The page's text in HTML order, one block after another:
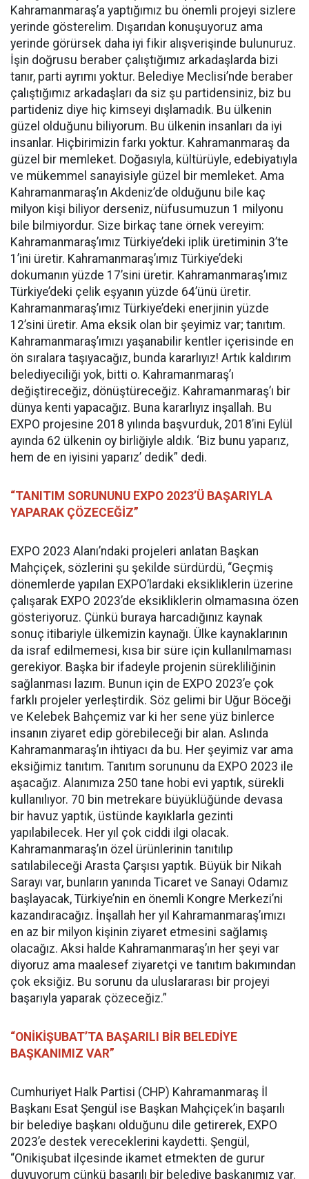
Kahramanmaraş’a yaptığımız bu önemli projeyi sizlere
yerinde gösterelim. Dışarıdan konuşuyoruz ama
yerinde görürsek daha iyi fikir alışverişinde bulunuruz.
İşin doğrusu beraber çalıştığımız arkadaşlarda bizi
tanır, parti ayrımı yoktur. Belediye Meclisi’nde beraber
çalıştığımız arkadaşları da siz şu partidensiniz, biz bu
partideniz diye hiç kimseyi dışlamadık. Bu ülkenin
güzel olduğunu biliyorum. Bu ülkenin insanları da iyi
insanlar. Hiçbirimizin farkı yoktur. Kahramanmaraş da
güzel bir memleket. Doğasıyla, kültürüyle, edebiyatıyla
ve mükemmel sanayisiyle güzel bir memleket. Ama
Kahramanmaraş’ın Akdeniz’de olduğunu bile kaç
milyon kişi biliyor derseniz, nüfusumuzun 1 milyonu
bile bilmiyordur. Size birkaç tane örnek vereyim:
Kahramanmaraş’ımız Türkiye’deki iplik üretiminin 3’te
1’ini üretir. Kahramanmaraş’ımız Türkiye’deki
dokumanın yüzde 17’sini üretir. Kahramanmaraş’ımız
Türkiye’deki çelik eşyanın yüzde 64’ünü üretir.
Kahramanmaraş’ımız Türkiye’deki enerjinin yüzde
12’sini üretir. Ama eksik olan bir şeyimiz var; tanıtım.
Kahramanmaraş’ımızı yaşanabilir kentler içerisinde en
ön sıralara taşıyacağız, bunda kararlıyız! Artık kaldırım
belediyeciliği yok, bitti o. Kahramanmaraş’ı
değiştireceğiz, dönüştüreceğiz. Kahramanmaraş’ı bir
dünya kenti yapacağız. Buna kararlıyız inşallah. Bu
EXPO projesine 2018 yılında başvurduk, 2018’ini Eylül
ayında 62 ülkenin oy birliğiyle aldık. ‘Biz bunu yaparız,
hem de en iyisini yaparız’ dedik” dedi.
“TANITIM SORUNUNU EXPO 2023’Ü BAŞARIYLA
YAPARAK ÇÖZECEĞİZ”
EXPO 2023 Alanı’ndaki projeleri anlatan Başkan
Mahçiçek, sözlerini şu şekilde sürdürdü, “Geçmiş
dönemlerde yapılan EXPO’lardaki eksikliklerin üzerine
çalışarak EXPO 2023’de eksikliklerin olmamasına özen
gösteriyoruz. Çünkü buraya harcadığınız kaynak
sonuç itibariyle ülkemizin kaynağı. Ülke kaynaklarının
da israf edilmemesi, kısa bir süre için kullanılmaması
gerekiyor. Başka bir ifadeyle projenin sürekliliğinin
sağlanması lazım. Bunun için de EXPO 2023’e çok
farklı projeler yerleştirdik. Söz gelimi bir Uğur Böceği
ve Kelebek Bahçemiz var ki her sene yüz binlerce
insanın ziyaret edip görebileceği bir alan. Aslında
Kahramanmaraş’ın ihtiyacı da bu. Her şeyimiz var ama
eksiğimiz tanıtım. Tanıtım sorununu da EXPO 2023 ile
aşacağız. Alanımıza 250 tane hobi evi yaptık, sürekli
kullanılıyor. 70 bin metrekare büyüklüğünde devasa
bir havuz yaptık, üstünde kayıklarla gezinti
yapılabilecek. Her yıl çok ciddi ilgi olacak.
Kahramanmaraş’ın özel ürünlerinin tanıtılıp
satılabileceği Arasta Çarşısı yaptık. Büyük bir Nikah
Sarayı var, bunların yanında Ticaret ve Sanayi Odamız
başlayacak, Türkiye’nin en önemli Kongre Merkezi’ni
kazandıracağız. İnşallah her yıl Kahramanmaraş’ımızı
en az bir milyon kişinin ziyaret etmesini sağlamış
olacağız. Aksi halde Kahramanmaraş’ın her şeyi var
diyoruz ama maalesef ziyaretçi ve tanıtım bakımından
çok eksiğiz. Bu sorunu da uluslararası bir projeyi
başarıyla yaparak çözeceğiz.”
“ONİKİŞUBAT’TA BAŞARILI BİR BELEDİYE
BAŞKANIMIZ VAR”
Cumhuriyet Halk Partisi (CHP) Kahramanmaraş İl
Başkanı Esat Şengül ise Başkan Mahçiçek’in başarılı
bir belediye başkanı olduğunu dile getirerek, EXPO
2023’e destek vereceklerini kaydetti. Şengül,
“Onikişubat ilçesinde ikamet etmekten de gurur
duyuyorum çünkü başarılı bir belediye başkanımız var.